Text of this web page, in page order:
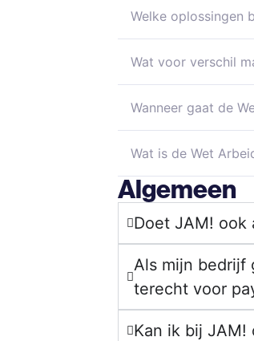
Welke oplossingen
Wat voor verschil
Wanneer gaat de
Wat is de Wet
Algemeen
Doet JAM! ook
Als mijn bedrijf
terecht voor
Kan ik bij JAM!